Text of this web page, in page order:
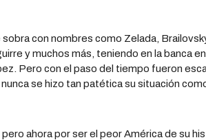
con nombres como Zelada,
y muchos más, teniendo en la banca
Pero con el paso del tiempo fueron
se hizo tan patética su situación
ahora por ser el peor América de su